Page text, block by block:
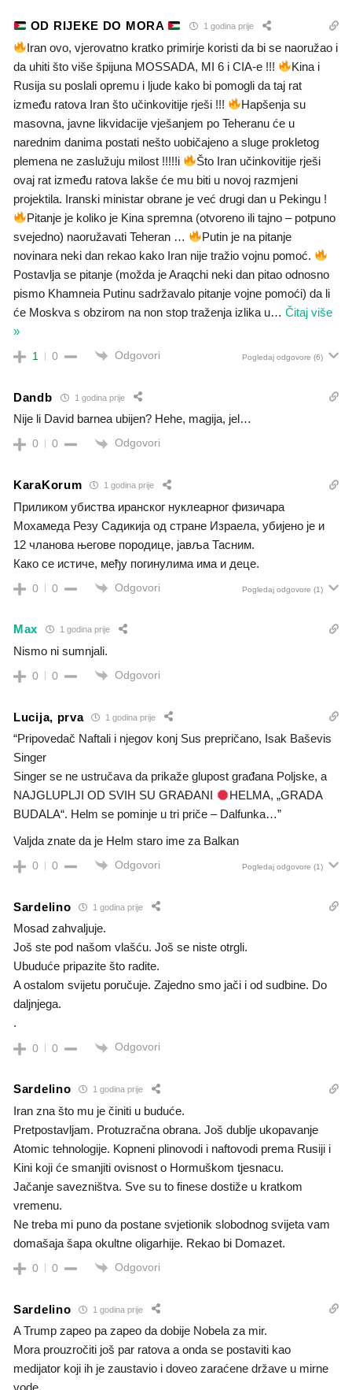
OD RIJEKE DO MORA 1 godina prije
Iran ovo, vjerovatno kratko primirje koristi da bi se naoružao i
da uhiti što više špijuna MOSSADA, MI 6 i CIA-e !!!
Kina i
Rusija su poslali opremu i ljude kako bi pomogli da taj rat
između ratova Iran što učinkovitije rješi !!!
Hapšenja su
masovna, javne likvidacije vješanjem po Teheranu će u
narednim danima postati nešto uobičajeno a sluge prokletog
plemena ne zaslužuju milost !!!!!i
Što Iran učinkovitije rješi
ovaj rat između ratova lakše će mu biti u novoj razmjeni
projektila. Iranski ministar obrane je već drugi dan u Pekingu !
Pitanje je koliko je Kina spremna (otvoreno ili tajno – potpuno
svejedno) naoružavati Teheran …
Putin je na pitanje
novinara neki dan rekao kako Iran nije tražio vojnu pomoć.
Postavlja se pitanje (možda je Araqchi neki dan pitao odnosno
pismo Khamneia Putinu sadržavalo pitanje vojne pomoći) da li
će Moskva s obzirom na non stop traženja izlika u… Čitaj više
»
1 0 Odgovori Pogledaj odgovore (6)
Dandb 1 godina prije
Nije li David barnea ubijen? Hehe, magija, jel…
0 0 Odgovori
KaraKorum 1 godina prije
Приликом убиства иранског нуклеарног физичара
Мохамеда Резу Садикија од стране Израела, убијено је и
12 чланова његове породице, јавља Тасним.
Како се истиче, међу погинулима има и деце.
0 0 Odgovori Pogledaj odgovore (1)
Max 1 godina prije
Nismo ni sumnjali.
0 0 Odgovori
Lucija, prva 1 godina prije
“Pripovedač Naftali i njegov konj Sus prepričano, Isak Baševis
Singer
Singer se ne ustručava da prikaže glupost građana Poljske, a
NAJGLUPLJI OD SVIH SU GRAĐANI
HELMA, „GRADA
BUDALA“. Helm se pominje u tri priče – Dalfunka…”
Valjda znate da je Helm staro ime za Balkan
0 0 Odgovori Pogledaj odgovore (1)
Sardelino 1 godina prije
Mosad zahvaljuje.
Još ste pod našom vlašću. Još se niste otrgli.
Ubuduće pripazite što radite.
A ostalom svijetu poručuje. Zajedno smo jači i od sudbine. Do
daljnjega.
.
0 0 Odgovori
Sardelino 1 godina prije
Iran zna što mu je činiti u buduće.
Pretpostavljam. Protuzračna obrana. Još dublje ukopavanje
Atomic tehnologije. Kopneni plinovodi i naftovodi prema Rusiji i
Kini koji će smanjiti ovisnost o Hormuškom tjesnacu.
Jačanje savezništva. Sve su to finese dostiže u kratkom
vremenu.
Ne treba mi puno da postane svjetionik slobodnog svijeta vam
domašaja šapa okultne oligarhije. Rekao bi Domazet.
0 0 Odgovori
Sardelino 1 godina prije
A Trump zapeo pa zapeo da dobije Nobela za mir.
Mora prouzročiti još par ratova a onda se postaviti kao
medijator koji ih je zaustavio i doveo zaraćene države u mirne
vode.